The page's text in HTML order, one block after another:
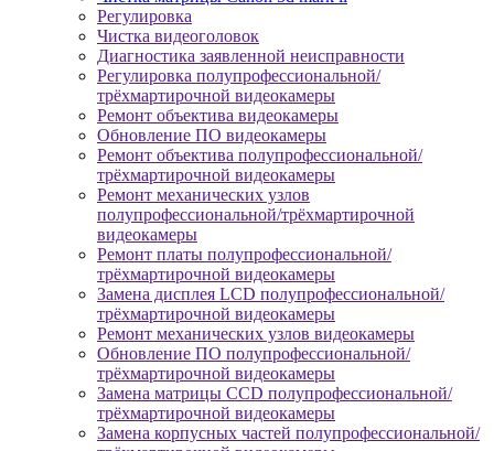
Регулировка
Чистка видеоголовок
Диагностика заявленной неисправности
Регулировка полупрофессиональной/
трёхмартирочной видеокамеры
Ремонт объектива видеокамеры
Обновление ПО видеокамеры
Ремонт объектива полупрофессиональной/
трёхмартирочной видеокамеры
Ремонт механических узлов
полупрофессиональной/трёхмартирочной
видеокамеры
Ремонт платы полупрофессиональной/
трёхмартирочной видеокамеры
Замена дисплея LCD полупрофессиональной/
трёхмартирочной видеокамеры
Ремонт механических узлов видеокамеры
Обновление ПО полупрофессиональной/
трёхмартирочной видеокамеры
Замена матрицы CCD полупрофессиональной/
трёхмартирочной видеокамеры
Замена корпусных частей полупрофессиональной/